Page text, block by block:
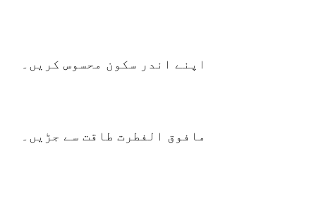
اپنے اندر سکون محسوس کریں۔
مافوق الفطرت طاقت سے جڑیں۔